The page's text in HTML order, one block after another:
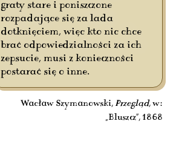
graty stare i poniszczone
rozpadające się za lada
dotknięciem, więc kto nic chce
brać odpowiedzialności za ich
zepsucie, musi z konieczności
postarać się o inne.
Wacław Szymanowski, Przegląd, w:
„Bluszcz”, 1868